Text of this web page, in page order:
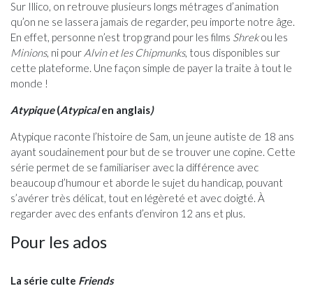
Sur Illico, on retrouve plusieurs longs métrages d’animation
qu’on ne se lassera jamais de regarder, peu importe notre âge.
En effet, personne n’est trop grand pour les films Shrekou les
Minions, ni pour Alvin et les Chipmunks, tous disponibles sur
cette plateforme. Une façon simple de payer la traite à tout le
monde !
Atypique(Atypicalen anglais)
Atypique raconte l’histoire de Sam, un jeune autiste de 18 ans
ayant soudainement pour but de se trouver une copine. Cette
série permet de se familiariser avec la différence avec
beaucoup d’humour et aborde le sujet du handicap, pouvant
s’avérer très délicat, tout en légèreté et avec doigté. À
regarder avec des enfants d’environ 12 ans et plus.
Pour les ados
La série culte Friends